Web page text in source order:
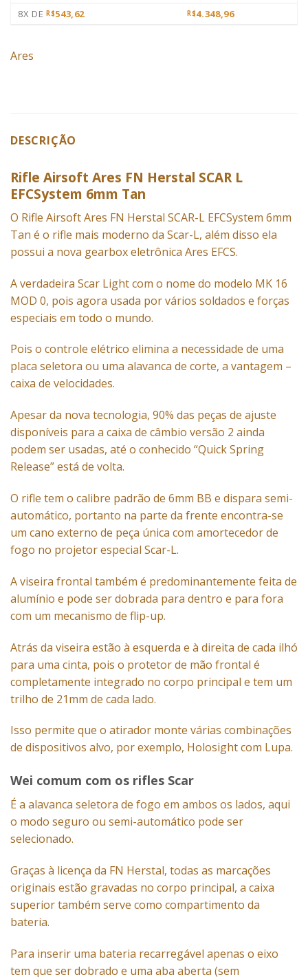
8X DE R$543,62 R$4.348,96
Ares
DESCRIÇÃO
Rifle Airsoft Ares FN Herstal SCAR L
EFCSystem 6mm Tan
O Rifle Airsoft Ares FN Herstal SCAR-L EFCSystem 6mm
Tan é o rifle mais moderno da Scar-L, além disso ela
possui a nova gearbox eletrônica Ares EFCS.
A verdadeira Scar Light com o nome do modelo MK 16
MOD 0, pois agora usada por vários soldados e forças
especiais em todo o mundo.
Pois o controle elétrico elimina a necessidade de uma
placa seletora ou uma alavanca de corte, a vantagem –
caixa de velocidades.
Apesar da nova tecnologia, 90% das peças de ajuste
disponíveis para a caixa de câmbio versão 2 ainda
podem ser usadas, até o conhecido “Quick Spring
Release” está de volta.
O rifle tem o calibre padrão de 6mm BB e dispara semi-
automático, portanto na parte da frente encontra-se
um cano externo de peça única com amortecedor de
fogo no projetor especial Scar-L.
A viseira frontal também é predominantemente feita de
alumínio e pode ser dobrada para dentro e para fora
com um mecanismo de flip-up.
Atrás da viseira estão à esquerda e à direita de cada ilhó
para uma cinta, pois o protetor de mão frontal é
completamente integrado no corpo principal e tem um
trilho de 21mm de cada lado.
Isso permite que o atirador monte várias combinações
de dispositivos alvo, por exemplo, Holosight com Lupa.
Wei comum com os rifles Scar
É a alavanca seletora de fogo em ambos os lados, aqui
o modo seguro ou semi-automático pode ser
selecionado.
Graças à licença da FN Herstal, todas as marcações
originais estão gravadas no corpo principal, a caixa
superior também serve como compartimento da
bateria.
Para inserir uma bateria recarregável apenas o eixo
tem que ser dobrado e uma aba aberta (sem